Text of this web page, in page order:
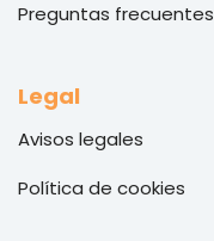
Preguntas frecuentes
Legal
Avisos legales
Política de cookies